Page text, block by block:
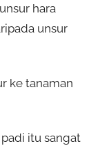
hara
unsur
ke tanaman
itu sangat